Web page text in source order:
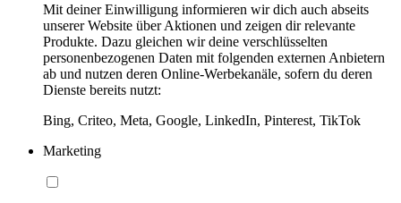
Mit deiner Einwilligung informieren wir dich auch abseits
unserer Website über Aktionen und zeigen dir relevante
Produkte. Dazu gleichen wir deine verschlüsselten
personenbezogenen Daten mit folgenden externen Anbietern
ab und nutzen deren Online-Werbekanäle, sofern du deren
Dienste bereits nutzt:
Bing, Criteo, Meta, Google, LinkedIn, Pinterest, TikTok
Marketing